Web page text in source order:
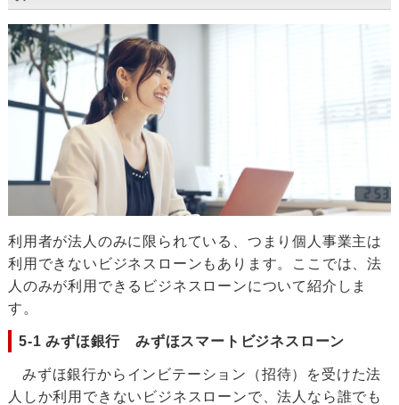
利用者が法人のみに限られている、つまり個人事業主は
利用できないビジネスローンもあります。ここでは、法
人のみが利用できるビジネスローンについて紹介しま
す。
5-1 みずほ銀行 みずほスマートビジネスローン
みずほ銀行からインビテーション（招待）を受けた法
人しか利用できないビジネスローンで、法人なら誰でも